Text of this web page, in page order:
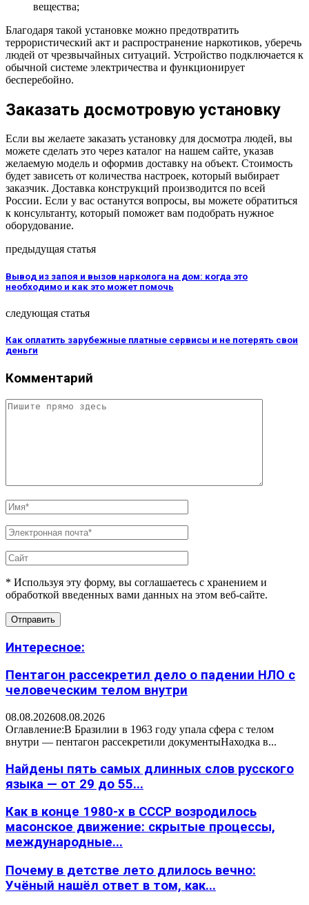
вещества;
Благодаря такой установке можно предотвратить
террористический акт и распространение наркотиков, уберечь
людей от чрезвычайных ситуаций. Устройство подключается к
обычной системе электричества и функционирует
бесперебойно.
Заказать досмотровую установку
Если вы желаете заказать установку для досмотра людей, вы
можете сделать это через каталог на нашем сайте, указав
желаемую модель и оформив доставку на объект. Стоимость
будет зависеть от количества настроек, который выбирает
заказчик. Доставка конструкций производится по всей
России. Если у вас останутся вопросы, вы можете обратиться
к консультанту, который поможет вам подобрать нужное
оборудование.
предыдущая статья
Вывод из запоя и вызов нарколога на дом: когда это
необходимо и как это может помочь
следующая статья
Как оплатить зарубежные платные сервисы и не потерять свои
деньги
Комментарий
* Используя эту форму, вы соглашаетесь с хранением и
обработкой введенных вами данных на этом веб-сайте.
Интересное:
Пентагон рассекретил дело о падении НЛО с
человеческим телом внутри
08.08.202608.08.2026
Оглавление:В Бразилии в 1963 году упала сфера с телом
внутри — пентагон рассекретили документыНаходка в...
Найдены пять самых длинных слов русского
языка — от 29 до 55...
Как в конце 1980-х в СССР возродилось
масонское движение: скрытые процессы,
международные...
Почему в детстве лето длилось вечно:
Учёный нашёл ответ в том, как...